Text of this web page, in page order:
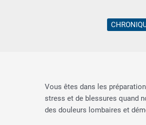
Vous êtes dans les
stress et de blessures quand
des douleurs lombaires et